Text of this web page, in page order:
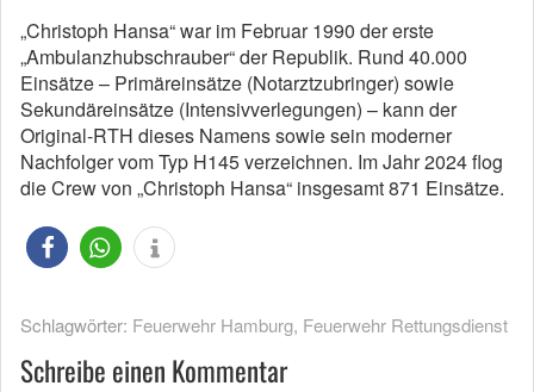
„Christoph Hansa“ war im Februar 1990 der erste
„Ambulanzhubschrauber“ der Republik. Rund 40.000
Einsätze – Primäreinsätze (Notarztzubringer) sowie
Sekundäreinsätze (Intensivverlegungen) – kann der
Original-RTH dieses Namens sowie sein moderner
Nachfolger vom Typ H145 verzeichnen. Im Jahr 2024 flog
die Crew von „Christoph Hansa“ insgesamt 871 Einsätze.
Schlagwörter: Feuerwehr Hamburg, Feuerwehr Rettungsdienst
Schreibe einen Kommentar